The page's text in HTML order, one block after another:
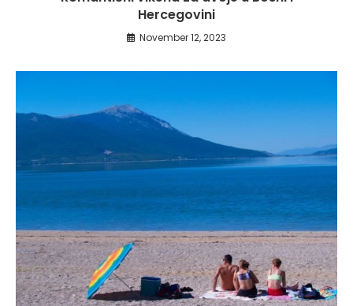
Hercegovini
November 12, 2023